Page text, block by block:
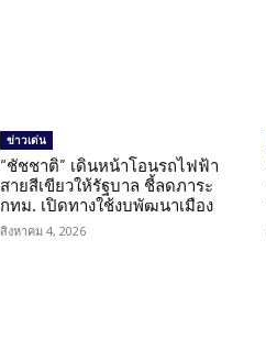
ข่าวเด่น
“ชัชชาติ” เดินหน้าโอนรถไฟฟ้า
สายสีเขียวให้รัฐบาล ชี้ลดภาระ
กทม. เปิดทางใช้งบพัฒนาเมือง
สิงหาคม 4, 2026